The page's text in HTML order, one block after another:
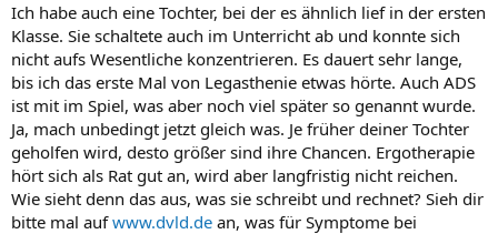
Ich habe auch eine Tochter, bei der es ähnlich lief in der ersten
Klasse. Sie schaltete auch im Unterricht ab und konnte sich
nicht aufs Wesentliche konzentrieren. Es dauert sehr lange,
bis ich das erste Mal von Legasthenie etwas hörte. Auch ADS
ist mit im Spiel, was aber noch viel später so genannt wurde.
Ja, mach unbedingt jetzt gleich was. Je früher deiner Tochter
geholfen wird, desto größer sind ihre Chancen. Ergotherapie
hört sich als Rat gut an, wird aber langfristig nicht reichen.
Wie sieht denn das aus, was sie schreibt und rechnet? Sieh dir
bitte mal aufwww.dvld.de an, was für Symptome bei